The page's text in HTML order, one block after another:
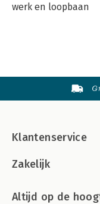
werk en loopbaan
Klantenservice
Zakelijk
Altijd op de